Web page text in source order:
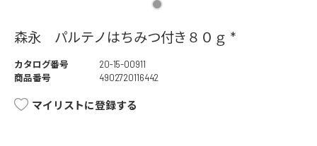
森永 パルテノはちみつ付き８０ｇ *
カタログ番号
20-15-00911
商品番号
4902720116442
マイリストに登録する